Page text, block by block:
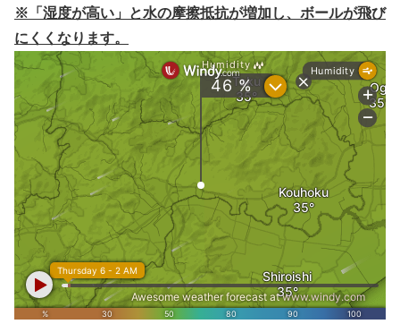
※「湿度が高い」と水の摩擦抵抗が増加し、ボールが飛び
にくくなります。